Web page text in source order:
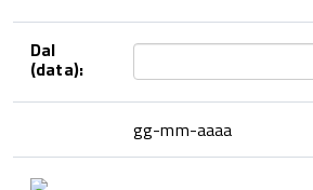
Dal
(data):
gg-mm-aaaa